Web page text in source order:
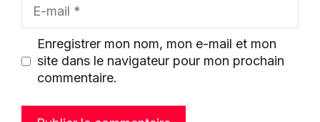
mail
Enregistrer mon nom, mon e-mail et mon
site dans le navigateur pour mon prochain
commentaire.